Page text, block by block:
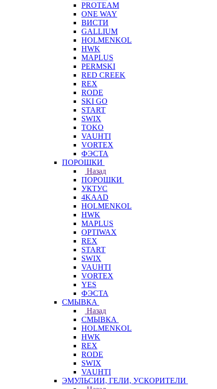
PROTEAM
ONE WAY
ВИСТИ
GALLIUM
HOLMENKOL
HWK
MAPLUS
PERMSKI
RED CREEK
REX
RODE
SKI GO
START
SWIX
TOKO
VAUHTI
VORTEX
ФЭСТА
ПОРОШКИ
Назад
ПОРОШКИ
УКТУС
4KAAD
HOLMENKOL
HWK
MAPLUS
OPTIWAX
REX
START
SWIX
VAUHTI
VORTEX
YES
ФЭСТА
СМЫВКА
Назад
СМЫВКА
HOLMENKOL
HWK
REX
RODE
SWIX
VAUHTI
ЭМУЛЬСИИ, ГЕЛИ, УСКОРИТЕЛИ